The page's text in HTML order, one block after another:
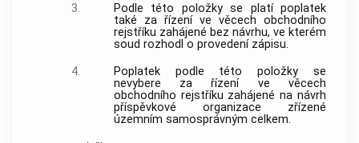
3.
Podle této položky se platí poplatek
také za řízení ve věcech obchodního
rejstříku zahájené bez návrhu, ve kterém
soud rozhodl o provedení zápisu.
4.
Poplatek podle této položky se
nevybere za řízení ve věcech
obchodního rejstříku zahájené na návrh
příspěvkové organizace zřízené
územním samosprávným celkem.